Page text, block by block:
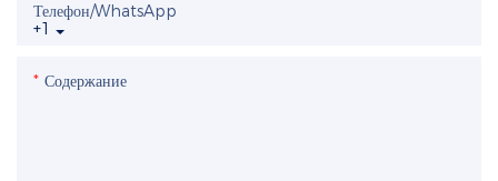
+1
Телефон/WhatsApp
Содержание